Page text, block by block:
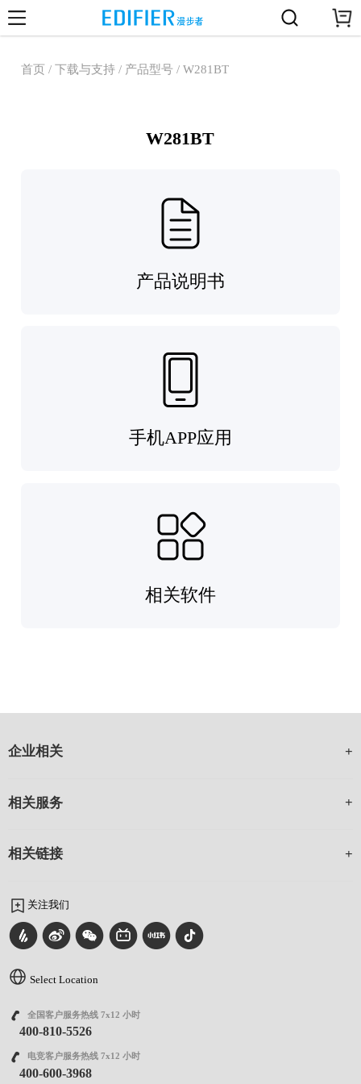
首页 / 下载与支持 / 产品型号 / W281BT
W281BT
产品说明书
手机APP应用
相关软件
企业相关
相关服务
相关链接
关注我们
Select Location
全国客户服务热线 7x12 小时
400-810-5526
电竞客户服务热线 7x12 小时
400-600-3968